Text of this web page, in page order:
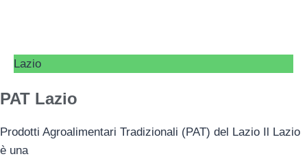
Lazio
PAT Lazio
Prodotti Agroalimentari Tradizionali (PAT) del Lazio Il Lazio
è una